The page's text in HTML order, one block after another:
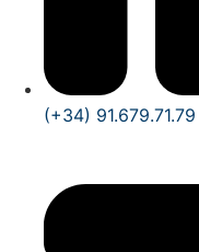
(+34) 91.679.71.79